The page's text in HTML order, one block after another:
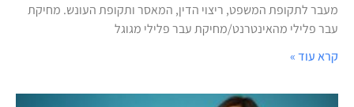
מעבר לתקופת המשפט, ריצוי הדין, המאסר ותקופת העונש. מחיקת
עבר פלילי מהאינטרנט/מחיקת עבר פלילי מגוגל
קרא עוד »